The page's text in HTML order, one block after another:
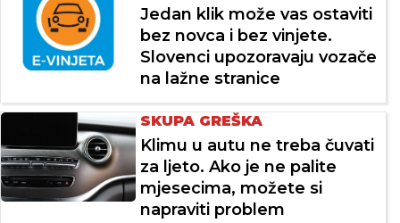
Jedan klik može vas ostaviti
bez novca i bez vinjete.
Slovenci upozoravaju vozače
na lažne stranice
SKUPA GREŠKA
Klimu u autu ne treba čuvati
za ljeto. Ako je ne palite
mjesecima, možete si
napraviti problem